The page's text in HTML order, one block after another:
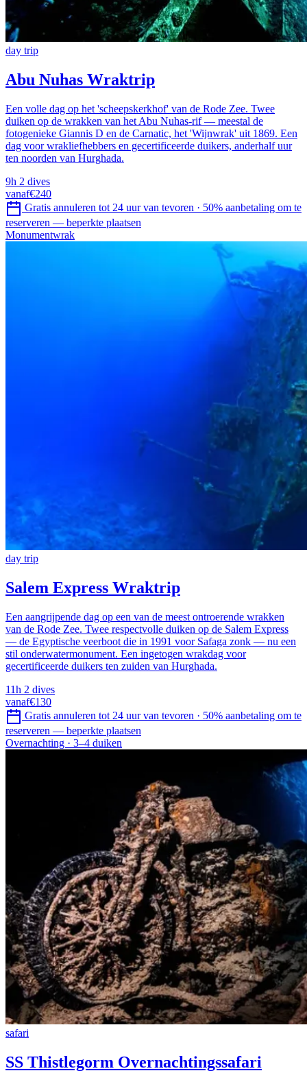
day trip
Abu Nuhas Wraktrip
Een volle dag op het 'scheepskerkhof' van de Rode Zee. Twee
duiken op de wrakken van het Abu Nuhas-rif — meestal de
fotogenieke Giannis D en de Carnatic, het 'Wijnwrak' uit 1869. Een
dag voor wrakliefhebbers en gecertificeerde duikers, anderhalf uur
ten noorden van Hurghada.
9h 2 dives
vanaf€240
Gratis annuleren tot 24 uur van tevoren · 50% aanbetaling om te
reserveren — beperkte plaatsen
Monumentwrak
day trip
Salem Express Wraktrip
Een aangrijpende dag op een van de meest ontroerende wrakken
van de Rode Zee. Twee respectvolle duiken op de Salem Express
— de Egyptische veerboot die in 1991 voor Safaga zonk — nu een
stil onderwatermonument. Een ingetogen wrakdag voor
gecertificeerde duikers ten zuiden van Hurghada.
11h 2 dives
vanaf€130
Gratis annuleren tot 24 uur van tevoren · 50% aanbetaling om te
reserveren — beperkte plaatsen
Overnachting · 3–4 duiken
safari
SS Thistlegorm Overnachtingssafari